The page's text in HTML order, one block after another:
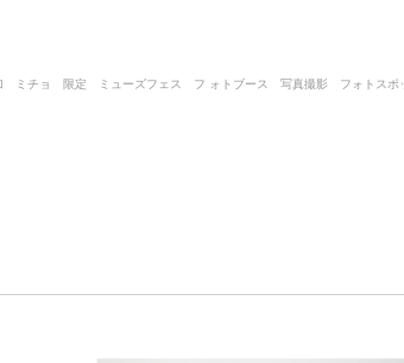
チョ 限定 ミューズフェス フ ォトブース 写真撮影 フォトスポッ